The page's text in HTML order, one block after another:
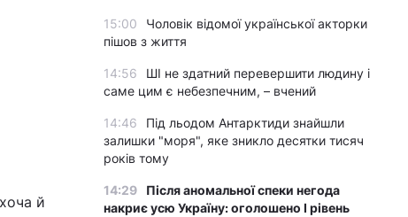
й
15:00
Чоловік відомої української акторки
пішов з життя
14:56
ШІ не здатний перевершити людину і
саме цим є небезпечним, – вчений
14:46
Під льодом Антарктиди знайшли
залишки "моря", яке зникло десятки тисяч
років тому
14:29
Після аномальної спеки негода
накриє усю Україну: оголошено І рівень